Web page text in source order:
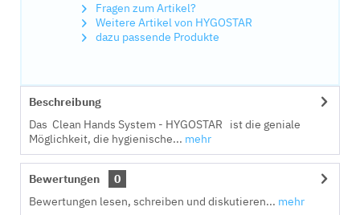
Fragen zum Artikel?
Weitere Artikel von HYGOSTAR
dazu passende Produkte
Beschreibung
Das Clean Hands System - HYGOSTAR ist die geniale
Möglichkeit, die hygienische... mehr
Bewertungen
0
Bewertungen lesen, schreiben und diskutieren... mehr